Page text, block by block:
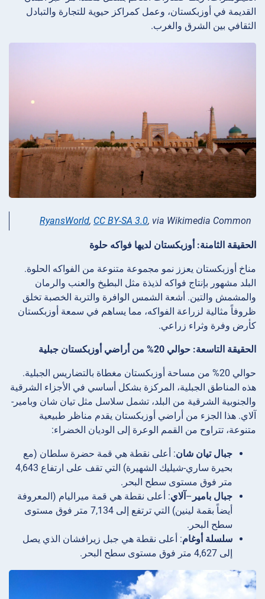
القديمة في أوزبكستان، وعمل كمراكز حيوية للتجارة والتبادل
الثقافي بين الشرق والغرب.
RyansWorld, CC BY-SA 3.0, via Wikimedia Common
الحقيقة الثامنة: أوزبكستان لديها فواكه حلوة
مناخ أوزبكستان يعزز نمو مجموعة متنوعة من الفواكه الحلوة.
البلد مشهور بإنتاج فواكه لذيذة مثل البطيخ والعنب والرمان
والمشمش والتين. أشعة الشمس الوافرة والتربة الخصبة تخلق
ظروفاً مثالية لزراعة الفواكه، مما يساهم في سمعة أوزبكستان
كأرض وفرة وثراء زراعي.
الحقيقة التاسعة: حوالي 20% من أراضي أوزبكستان جبلية
حوالي 20% من مساحة أوزبكستان مغطاة بالتضاريس الجبلية.
هذه المناطق الجبلية، المركزة بشكل أساسي في الأجزاء الشرقية
والجنوبية الشرقية من البلد، تشمل سلاسل مثل تيان شان وبامير-
آلاي. هذا الجزء من أراضي أوزبكستان يقدم مناظر طبيعية
متنوعة، تتراوح من القمم الوعرة إلى الوديان الخضراء:
جبال تيان شان: أعلى نقطة هي قمة حضرة سلطان (مع
بحيرة ساري-شيليك الشهيرة) التي تقف على ارتفاع 4,643
متر فوق مستوى سطح البحر.
جبال بامير – آلاي: أعلى نقطة هي قمة ميراليام (المعروفة
أيضاً بقمة لينين) التي ترتفع إلى 7,134 متر فوق مستوى
سطح البحر.
سلسلة أوغام: أعلى نقطة هي جبل زيرافشان الذي يصل
إلى 4,627 متر فوق مستوى سطح البحر.